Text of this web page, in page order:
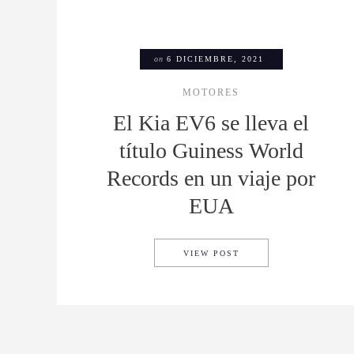
on 6 DICIEMBRE, 2021
MOTORES
El Kia EV6 se lleva el
título Guiness World
Records en un viaje por
EUA
VIEW POST